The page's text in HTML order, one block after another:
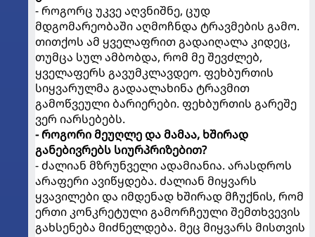
- როგორც უკვე აღვნიშნე, ცუდ
მდგომარეობაში აღმოჩნდა ტრავმების გამო.
თითქოს ამ ყველაფრით გადაიღალა კიდეც,
თუმცა სულ ამბობდა, რომ მე შევძლებ,
ყველაფერს გავუმკლავდეო. ფეხბურთის
სიყვარულმა გადაალახინა ტრავმით
გამოწვეული ბარიერები. ფეხბურთის გარეშე
ვერ იარსებებს.
- როგორი მეუღლე და მამაა, ხშირად
განებივრებს სიურპრიზებით?
- ძალიან მზრუნველი ადამიანია. არასდროს
არაფერი ავიწყდება. ძალიან მიყვარს
ყვავილები და იმდენად ხშირად მჩუქნის, რომ
ერთი კონკრეტული გამორჩეული შემთხვევის
გახსენება მიძნელდება. მეც მიყვარს მისთვის